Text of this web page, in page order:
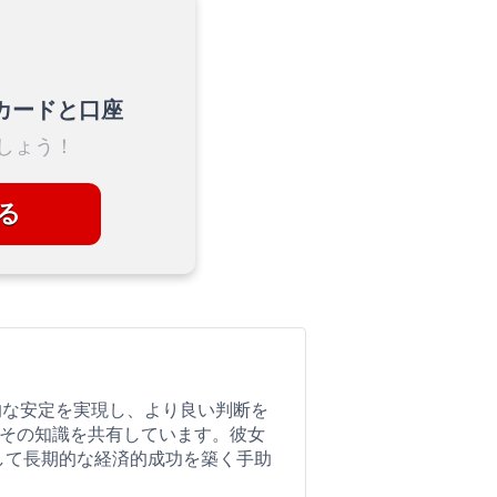
ードと口座
ょう！
安定を実現し、より良い判断を
の知識を共有しています。彼女
長期的な経済的成功を築く手助